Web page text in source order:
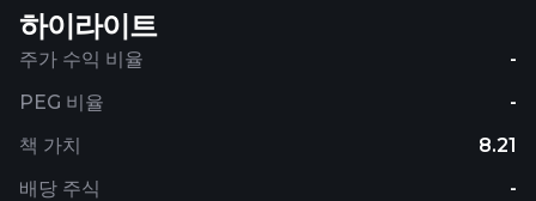
하이라이트
주가 수익 비율
-
PEG 비율
-
책 가치
8.21
배당 주식
-